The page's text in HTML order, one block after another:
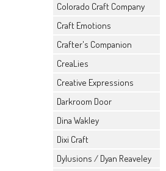
Colorado Craft Company
Craft Emotions
Crafter's Companion
CreaLies
Creative Expressions
Darkroom Door
Dina Wakley
Dixi Craft
Dylusions / Dyan Reaveley